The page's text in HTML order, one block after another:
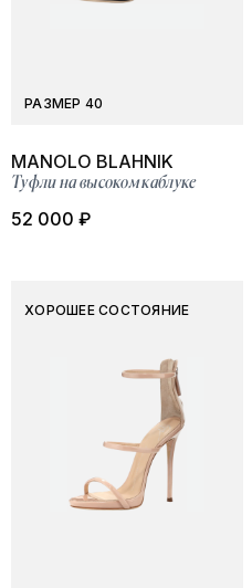
РАЗМЕР 40
MANOLO BLAHNIK
Туфли на высоком каблуке
52 000 ₽
ХОРОШЕЕ СОСТОЯНИЕ